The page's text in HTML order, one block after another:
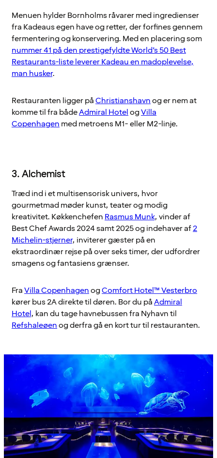
Menuen hylder Bornholms råvarer med ingredienser
fra Kadeaus egen have og retter, der forfines gennem
fermentering og konservering. Med en placering som
nummer 41 på den prestigefyldte World’s 50 Best
Restaurants-liste leverer Kadeau en madoplevelse,
man husker.
Restauranten ligger påChristianshavnog er nem at
komme til fra bådeAdmiral HotelogVilla
Copenhagen med metroens M1- eller M2-linje.
3. Alchemist
Træd ind i et multisensorisk univers, hvor
gourmetmad møder kunst, teater og modig
kreativitet. Køkkenchefen Rasmus Munk, vinder af
Best Chef Awards 2024 samt 2025 og indehaver af2
Michelin-stjerner, inviterer gæster på en
ekstraordinær rejse på over seks timer, der udfordrer
smagens og fantasiens grænser.
FraVilla CopenhagenogComfort Hotel™ Vesterbro
kører bus 2A direkte til døren. Bor du påAdmiral
Hotel, kan du tage havnebussen fra Nyhavn til
Refshaleøenog derfra gå en kort tur til restauranten.